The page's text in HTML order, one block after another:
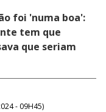
foi 'numa boa':
tem que
que seriam
- 09H45)